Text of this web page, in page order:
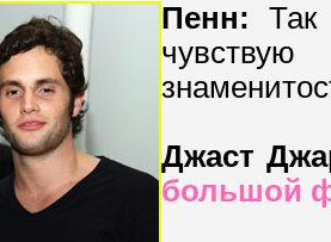
Пенн:
Джаст
большой